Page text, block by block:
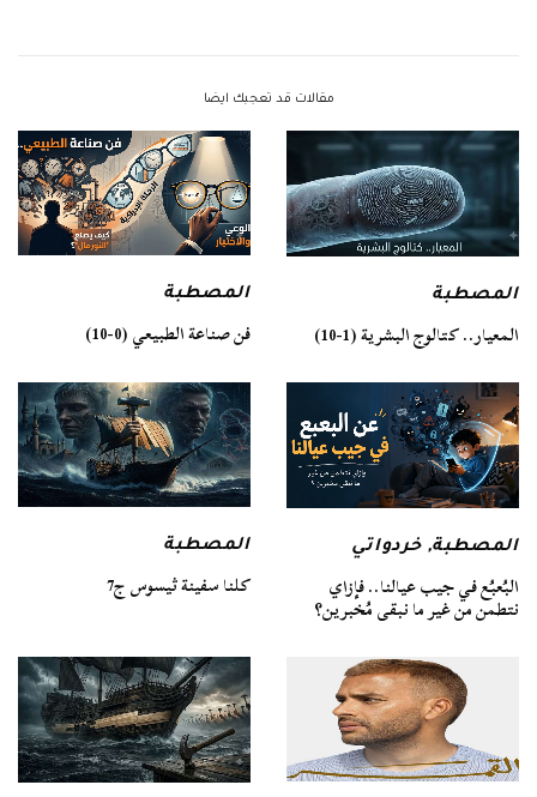
مقالات قد تعجبك ايضا
المصطبة
المعيار.. كتالوج البشرية (1-10)
المصطبة
فن صناعة الطبيعي (0-10)
المصطبة,خردواتي
البُعبُع في جيب عيالنا.. فإزاي
نتطمن من غير ما نبقى مُخبرين؟
المصطبة
كلنا سفينة ثيسوس ج7